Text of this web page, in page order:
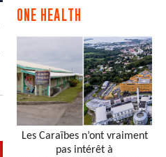
ONE HEALTH
Les Caraïbes n’ont vraiment
pas intérêt à